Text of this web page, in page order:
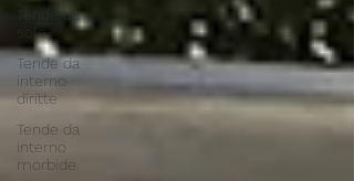
Tende da
sole
Tende da
interno
diritte
Tende da
interno
morbide